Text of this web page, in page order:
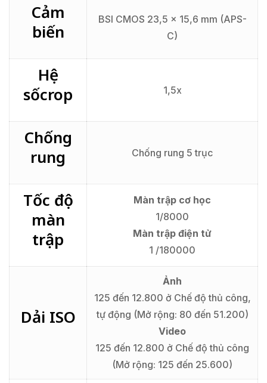
Cảm
biến
BSI CMOS 23,5 x 15,6 mm (APS-
C)
Hệ
sốcrop
1,5x
Chống
rung
Chống rung 5 trục
Tốc độ
màn
trập
Màn trập cơ học
1/8000
Màn trập điện tử
1 /180000
Dải ISO
Ảnh
125 đến 12.800 ở Chế độ thủ công,
tự động (Mở rộng: 80 đến 51.200)
Video
125 đến 12.800 ở Chế độ thủ công
(Mở rộng: 125 đến 25.600)